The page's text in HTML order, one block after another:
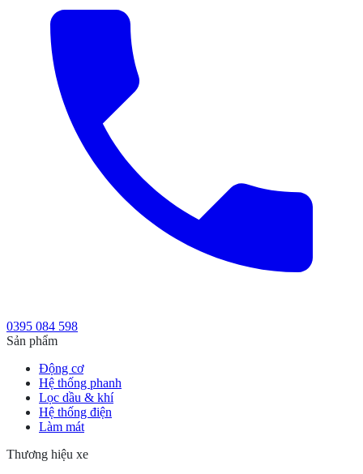
0395 084 598
Sản phẩm
Động cơ
Hệ thống phanh
Lọc dầu & khí
Hệ thống điện
Làm mát
Thương hiệu xe